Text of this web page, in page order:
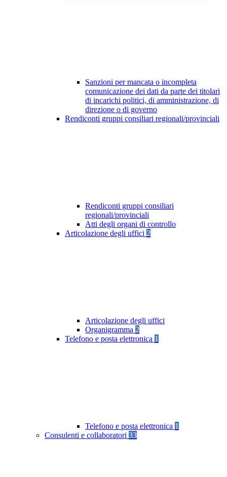
Sanzioni per mancata o incompleta
comunicazione dei dati da parte dei titolari
di incarichi politici, di amministrazione, di
direzione o di governo
Rendiconti gruppi consiliari regionali/provinciali
Rendiconti gruppi consiliari
regionali/provinciali
Atti degli organi di controllo
Articolazione degli uffici 2
Articolazione degli uffici
Organigramma 2
Telefono e posta elettronica 1
Telefono e posta elettronica 1
Consulenti e collaboratori 33